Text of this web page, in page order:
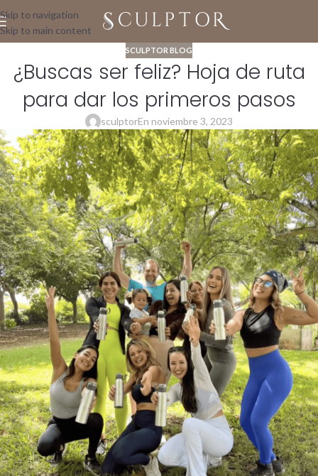
Skip to navigation
Skip to main content
SCULPTOR BLOG
¿Buscas ser feliz? Hoja de ruta
para dar los primeros pasos
sculptorEn noviembre 3, 2023